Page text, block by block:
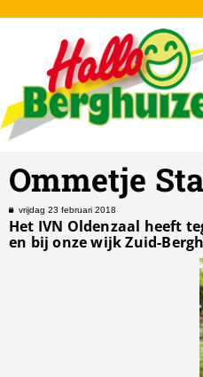
Ommetje
vrijdag 23 februari 2018
Het IVN Oldenzaal heeft
en bij onze wijk Zuid-